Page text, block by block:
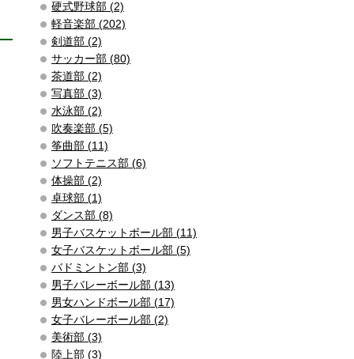
硬式野球部 (2)
軽音楽部 (202)
剣道部 (2)
サッカー部 (80)
茶道部 (2)
写真部 (3)
水泳部 (2)
吹奏楽部 (5)
筝曲部 (11)
ソフトテニス部 (6)
体操部 (2)
卓球部 (1)
ダンス部 (8)
男子バスケットボール部 (11)
女子バスケットボール部 (5)
バドミントン部 (3)
男子バレーボール部 (13)
男女ハンドボール部 (17)
女子バレーボール部 (2)
美術部 (3)
陸上部 (3)